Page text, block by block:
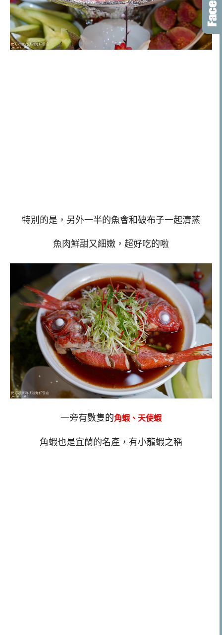
特別的是，另外一半的魚會和破布子一起清蒸
魚肉鮮甜又細嫩，超好吃的啦
一旁有數隻的角蝦、天使蝦
角蝦也是宜蘭的名產，有小龍蝦之稱